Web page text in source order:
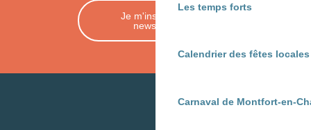
Les temps forts
Calendrier des fêtes
Carnaval de Montfort-en-
Je m'inscris à la
newsletter